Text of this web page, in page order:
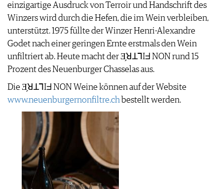
REDAKTION
FAQ
einzigartige Ausdruck von Terroir und Handschrift des
Winzers wird durch die Hefen, die im Wein verbleiben,
unterstützt. 1975 füllte der Winzer Henri-Alexandre
Godet nach einer geringen Ernte erstmals den Wein
unfiltriert ab. Heute macht der Ǝ̗ꓤꓕꓶIᖵ NON rund 15
Prozent des Neuenburger Chasselas aus.
Die Ǝ̗ꓤꓕꓶIᖵ NON Weine können auf der Website
www.neuenburgernonfiltre.ch bestellt werden.